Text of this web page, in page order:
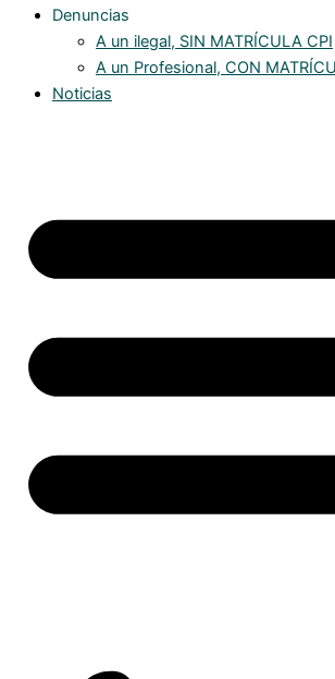
Denuncias
A un ilegal, SIN MATRÍCULA CPI
A un Profesional, CON
Noticias